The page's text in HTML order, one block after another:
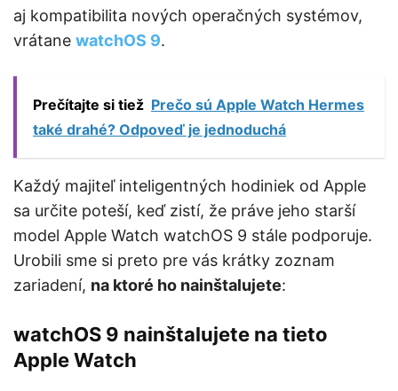
aj kompatibilita nových operačných systémov,
vrátane watchOS 9.
Prečítajte si tiež Prečo sú Apple Watch Hermes
také drahé? Odpoveď je jednoduchá
Každý majiteľ inteligentných hodiniek od Apple
sa určite poteší, keď zistí, že práve jeho starší
model Apple Watch watchOS 9 stále podporuje.
Urobili sme si preto pre vás krátky zoznam
zariadení, na ktoré ho nainštalujete:
watchOS 9 nainštalujete na tieto
Apple Watch